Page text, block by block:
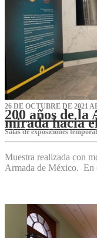
26 DE OCTUBRE DE 2021
200 años de
mirada hacia
Salas de exposiciones
Muestra realizada con
Armada de México. En